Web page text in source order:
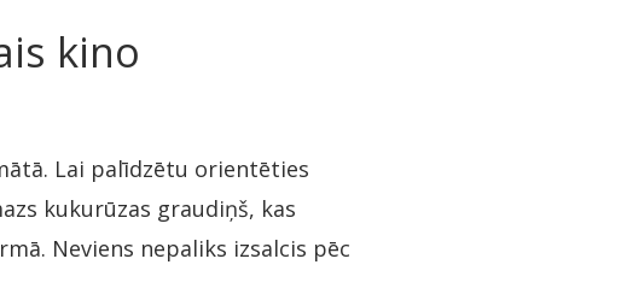
kino
Lai palīdzētu orientēties
kukurūzas graudiņš, kas
Neviens nepaliks izsalcis pēc